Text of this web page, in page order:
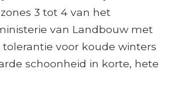
3 tot 4 van het
van Landbouw met
voor koude winters
schoonheid in korte, hete